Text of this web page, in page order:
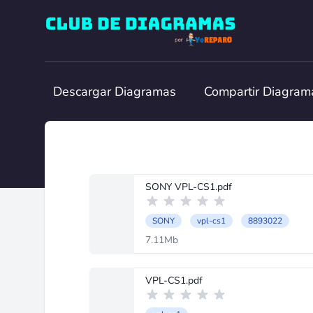
Club de Diagramas
Descargar Diagramas Compartir
SONY VPL-CS1.pdf
SONY vpl-cs1 8893022
7.11Mb
VPL-CS1.pdf